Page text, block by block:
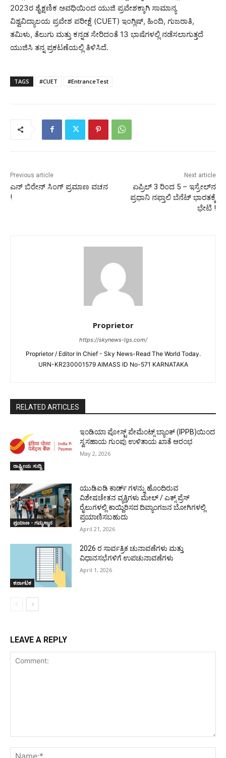
2023ರ ಶೈಕ್ಷಣಿಕ ಅವಧಿಯಿಂದ ಯುಜಿ ಪ್ರವೇಶಕ್ಕಾಗಿ ಸಾಮಾನ್ಯ
ವಿಶ್ವವಿದ್ಯಾಲಯ ಪ್ರವೇಶ ಪರೀಕ್ಷೆ (CUET) ಇಂಗ್ಲಿಷ್, ಹಿಂದಿ, ಗುಜರಾತಿ,
ತಮಿಳು, ತೆಲುಗು ಮತ್ತು ಕನ್ನಡ ಸೇರಿದಂತೆ 13 ಭಾಷೆಗಳಲ್ಲಿ ನಡೆಸಲಾಗುತ್ತದೆ
ಯುಜಿಸಿ ತನ್ನ ಪ್ರಕಟಣೆಯಲ್ಲಿ ತಿಳಿಸಿದೆ.
TAGS #CUET #EntranceTest
Previous article
ಎನ್ ಬಿರೇನ್ ಸಿಂಗ್ ಪ್ರಮಾಣ ವಚನ
!
Next article
ಏಪ್ರಿಲ್ 3 ರಿಂದ 5 – ಇಸ್ರೇಲ್‌ನ
ಪ್ರಧಾನಿ ನಫ್ತಾಲಿ ಬೆನೆಟ್ ಭಾರತಕ್ಕೆ
ಭೇಟಿ !
Proprietor
https://skynews-lgs.com/
Proprietor / Editor In Chief - Sky News-Read The World Today.
URN-KR230001579 AIMASS ID No-571 KARNATAKA
RELATED ARTICLES
ರಾಷ್ಟ್ರೀಯ ಸುದ್ದಿ
ಇಂಡಿಯಾ ಪೋಸ್ಟ್ ಪೇಮೆಂಟ್ಸ್ ಬ್ಯಾಂಕ್ (IPPB)ಯಿಂದ
ಸ್ವಸಹಾಯ ಗುಂಪು ಉಳಿತಾಯ ಖಾತೆ ಆರಂಭ
May 2, 2026
ಪ್ರಯಾಣ - ಗಮ್ಯಸ್ಥಾನ
ಯುಡಿಐಡಿ ಕಾರ್ಡ್ ಗಳನ್ನು ಹೊಂದಿರುವ
ವಿಶೇಷಚೇತನ ವ್ಯಕ್ತಿಗಳು ಮೇಲ್ / ಎಕ್ಸ್ ಪ್ರೆಸ್
ರೈಲುಗಳಲ್ಲಿ ಕಾಯ್ದಿರಿಸದ ದಿವ್ಯಾಂಗಜನ ಬೋಗಿಗಳಲ್ಲಿ
ಪ್ರಯಾಣಿಸಬಹುದು
April 21, 2026
ಕರ್ನಾಟಕ
2026 ರ ಸಾರ್ವತ್ರಿಕ ಚುನಾವಣೆಗಳು ಮತ್ತು
ವಿಧಾನಸಭೆಗಳಿಗೆ ಉಪಚುನಾವಣೆಗಳು
April 1, 2026
LEAVE A REPLY